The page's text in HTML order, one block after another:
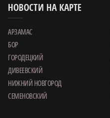
НОВОСТИ НА КАРТЕ
АРЗАМАС
БОР
ГОРОДЕЦКИЙ
ДИВЕЕВСКИЙ
НИЖНИЙ НОВГОРОД
СЕМЕНОВСКИЙ